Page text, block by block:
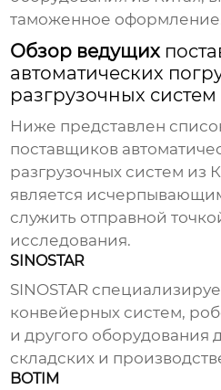
таможенное
Обзор ведущих
автоматических
разгрузочных систем
Ниже представлен
поставщиков
разгрузочных систем из
является
служить отправной
исследования.
SINOSTAR
SINOSTAR
конвейерных систем,
и другого оборудования
складских и
BOTIM